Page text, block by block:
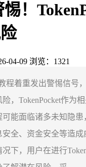
！
04-09 浏览：1321
程着重发出警惕信号
，TokenPocket作为
可能面临诸多未知隐
全、资金安全等造成
下，用户在进行